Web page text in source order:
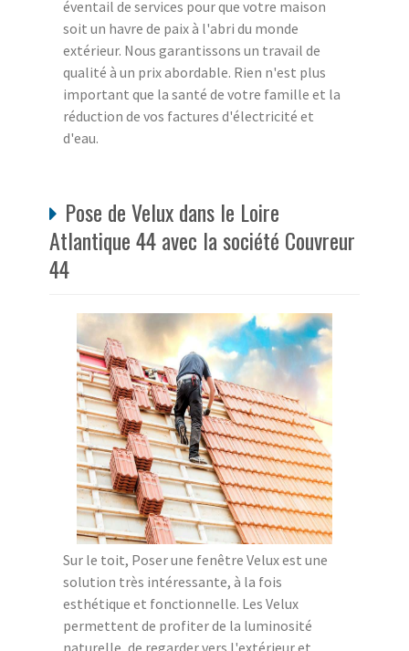
éventail de services pour que votre maison
soit un havre de paix à l'abri du monde
extérieur. Nous garantissons un travail de
qualité à un prix abordable. Rien n'est plus
important que la santé de votre famille et la
réduction de vos factures d'électricité et
d'eau.
Pose de Velux dans le Loire
Atlantique 44 avec la société Couvreur
44
Sur le toit, Poser une fenêtre Velux est une
solution très intéressante, à la fois
esthétique et fonctionnelle. Les Velux
permettent de profiter de la luminosité